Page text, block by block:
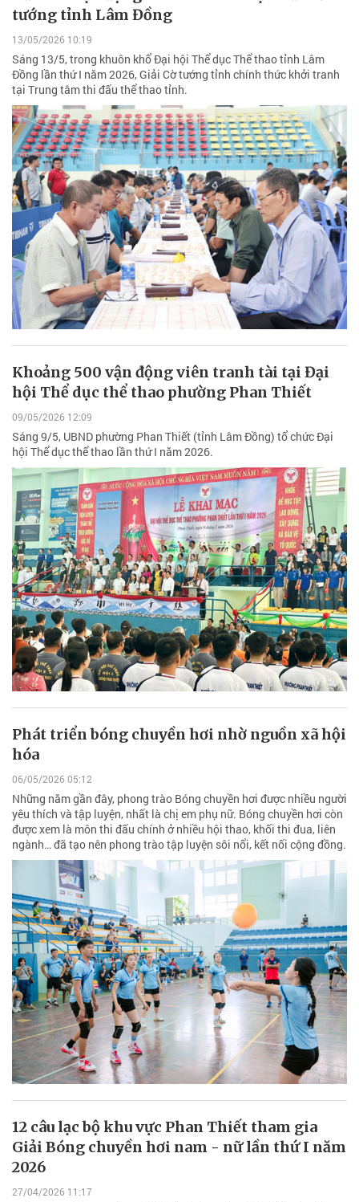
tướng tỉnh Lâm Đồng
13/05/2026 10:19
Sáng 13/5, trong khuôn khổ Đại hội Thể dục Thể thao tỉnh Lâm
Đồng lần thứ I năm 2026, Giải Cờ tướng tỉnh chính thức khởi tranh
tại Trung tâm thi đấu thể thao tỉnh.
Khoảng 500 vận động viên tranh tài tại Đại
hội Thể dục thể thao phường Phan Thiết
09/05/2026 12:09
Sáng 9/5, UBND phường Phan Thiết (tỉnh Lâm Đồng) tổ chức Đại
hội Thể dục thể thao lần thứ I năm 2026.
Phát triển bóng chuyền hơi nhờ nguồn xã hội
hóa
06/05/2026 05:12
Những năm gần đây, phong trào Bóng chuyền hơi được nhiều người
yêu thích và tập luyện, nhất là chị em phụ nữ. Bóng chuyền hơi còn
được xem là môn thi đấu chính ở nhiều hội thao, khối thi đua, liên
ngành… đã tạo nên phong trào tập luyện sôi nổi, kết nối cộng đồng.
12 câu lạc bộ khu vực Phan Thiết tham gia
Giải Bóng chuyền hơi nam - nữ lần thứ I năm
2026
27/04/2026 11:17